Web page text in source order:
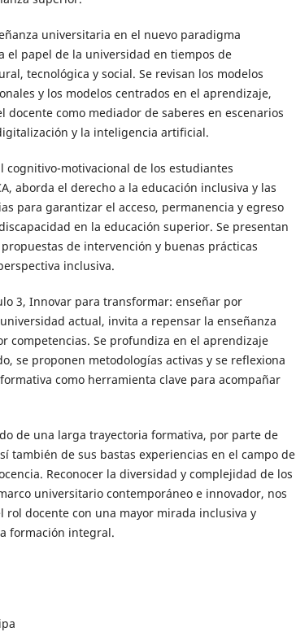
universitaria en el nuevo paradigma
el papel de la universidad en tiempos de
tecnológica y social. Se revisan los modelos
y los modelos centrados en el aprendizaje,
docente como mediador de saberes en escenarios
y la inteligencia artificial.
cognitivo-motivacional de los estudiantes
aborda el derecho a la educación inclusiva y las
para garantizar el acceso, permanencia y egreso
en la educación superior. Se presentan
de intervención y buenas prácticas
inclusiva.
3, Innovar para transformar: enseñar por
actual, invita a repensar la enseñanza
competencias. Se profundiza en el aprendizaje
se proponen metodologías activas y se reflexiona
como herramienta clave para acompañar
de una larga trayectoria formativa, por parte de
también de sus bastas experiencias en el campo de
Reconocer la diversidad y complejidad de los
universitario contemporáneo e innovador, nos
rol docente con una mayor mirada inclusiva y
formación integral.